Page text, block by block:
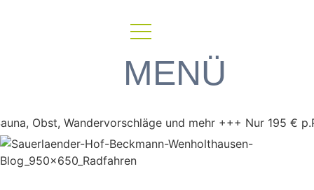
MENÜ
Wandervorschläge und mehr +++ Nur 195 € p.P.